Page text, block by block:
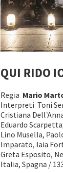
QUI RIDO
Regia Mario
Interpreti Toni
Cristiana
Eduardo
Lino Musella,
Imparato, Iaia
Greta Esposito,
Italia, Spagna /